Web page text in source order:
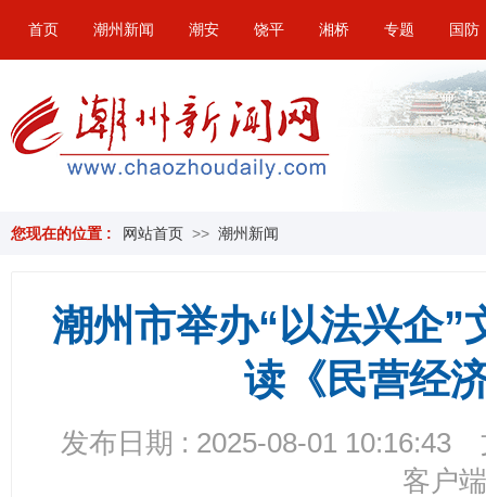
首页 潮州新闻 潮安 饶平 湘桥 专题 国防
您现在的位置 : 网站首页 >> 潮州新闻
潮州市举办“以法兴企”
读《民营经
发布日期 : 2025-08-01 10:16:43
客户端